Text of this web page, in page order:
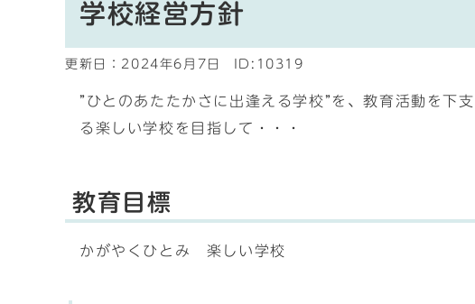
学校経営方針
更新日： 2024年6月7日 ID:10319
”ひとのあたたかさに出逢える学校”を、教育活動を下
る楽しい学校を目指して・・・
教育目標
かがやくひとみ 楽しい学校